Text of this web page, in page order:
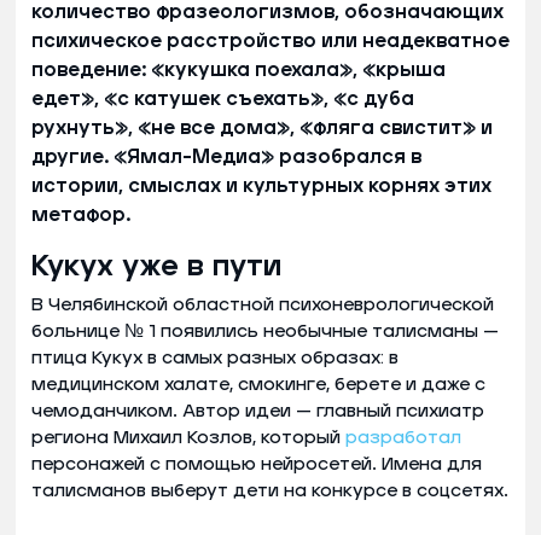
количество фразеологизмов, обозначающих
психическое расстройство или неадекватное
поведение: «кукушка поехала», «крыша
едет», «с катушек съехать», «с дуба
рухнуть», «не все дома», «фляга свистит» и
другие. «Ямал-Медиа» разобрался в
истории, смыслах и культурных корнях этих
метафор.
Кукух уже в пути
В Челябинской областной психоневрологической
больнице № 1 появились необычные талисманы —
птица Кукух в самых разных образах: в
медицинском халате, смокинге, берете и даже с
чемоданчиком. Автор идеи — главный психиатр
региона Михаил Козлов, который разработал
персонажей с помощью нейросетей. Имена для
талисманов выберут дети на конкурсе в соцсетях.